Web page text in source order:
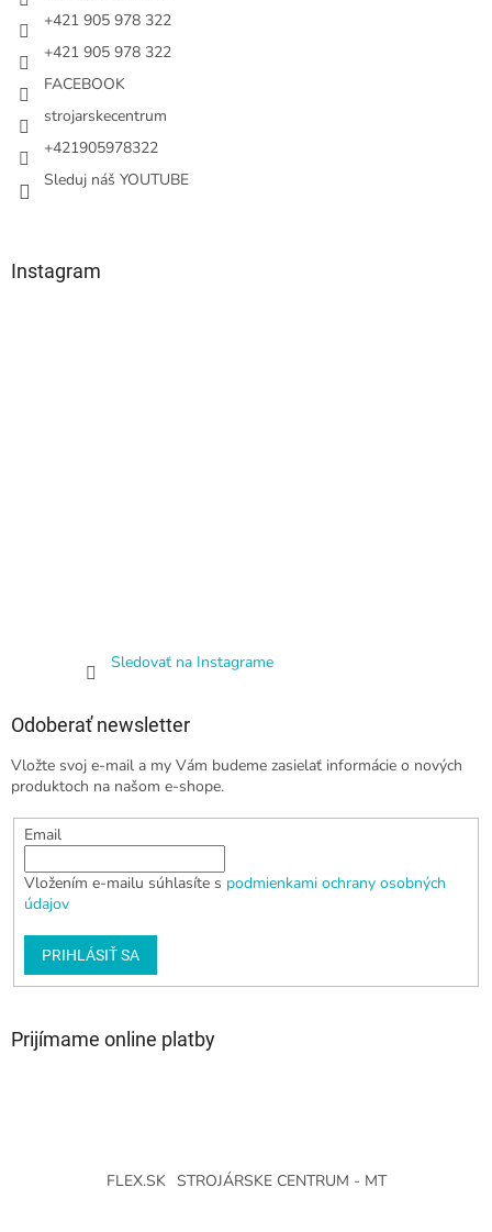
+421 905 978 322
+421 905 978 322
FACEBOOK
strojarskecentrum
+421905978322
Sleduj náš YOUTUBE
Instagram
Sledovať na Instagrame
Odoberať newsletter
Vložte svoj e-mail a my Vám budeme zasielať informácie o nových
produktoch na našom e-shope.
Email
Vložením e-mailu súhlasíte s podmienkami ochrany osobných
údajov
PRIHLÁSIŤ SA
Prijímame online platby
FLEX.SK STROJÁRSKE CENTRUM - MT